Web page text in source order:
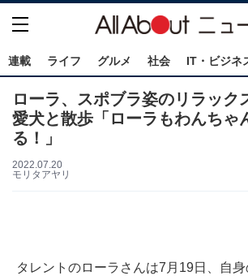
連載 ライフ グルメ 社会 IT・ビジネ
ローラ、スポブラ姿のリラック
愛犬と散歩「ローラもわんちゃ
る！」
2022.07.20
モリタアヤリ
タレントのローラさんは7月19日、自